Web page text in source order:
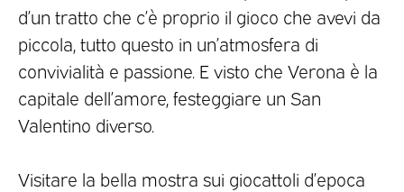
d’un tratto che c’è proprio il gioco che avevi da
piccola, tutto questo in un’atmosfera di
convivialità e passione. E visto che Verona è la
capitale dell’amore, festeggiare un San
Valentino diverso.
Visitare la bella mostra sui giocattoli d’epoca